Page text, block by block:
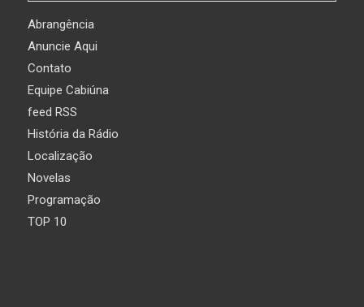
Abrangência
Anuncie Aqui
Contato
Equipe Cabiúna
feed RSS
História da Rádio
Localização
Novelas
Programação
TOP 10